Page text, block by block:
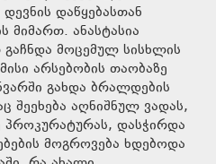
დაწყებასთან
მიმართ. ანასტასია
მოცემულ სისხლის
არსებობის თაობაზე
გახდა ბრალდების
შეეხება აღნიშნულ ვადას,
დასჭირდა
მოგროვება ხდებოდა